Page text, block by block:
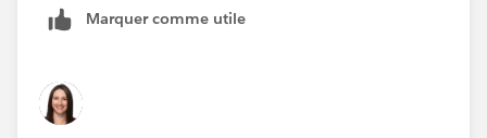
Marquer comme utile